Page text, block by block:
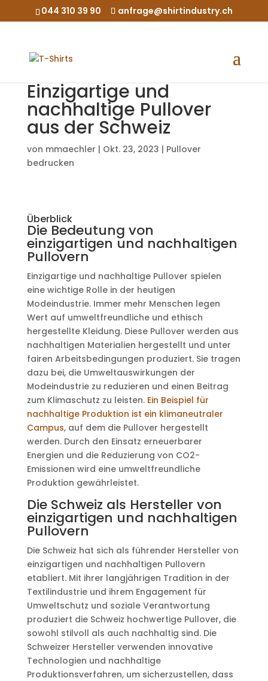
044 310 39 90 anfrage@shirtindustry.ch
Einzigartige und
nachhaltige Pullover
aus der Schweiz
von mmaechler | Okt. 23, 2023 | Pullover
bedrucken
Überblick
Die Bedeutung von
einzigartigen und nachhaltigen
Pullovern
Einzigartige und nachhaltige Pullover spielen
eine wichtige Rolle in der heutigen
Modeindustrie. Immer mehr Menschen legen
Wert auf umweltfreundliche und ethisch
hergestellte Kleidung. Diese Pullover werden aus
nachhaltigen Materialien hergestellt und unter
fairen Arbeitsbedingungen produziert. Sie tragen
dazu bei, die Umweltauswirkungen der
Modeindustrie zu reduzieren und einen Beitrag
zum Klimaschutz zu leisten. Ein Beispiel für
nachhaltige Produktion ist ein klimaneutraler
Campus, auf dem die Pullover hergestellt
werden. Durch den Einsatz erneuerbarer
Energien und die Reduzierung von CO2-
Emissionen wird eine umweltfreundliche
Produktion gewährleistet.
Die Schweiz als Hersteller von
einzigartigen und nachhaltigen
Pullovern
Die Schweiz hat sich als führender Hersteller von
einzigartigen und nachhaltigen Pullovern
etabliert. Mit ihrer langjährigen Tradition in der
Textilindustrie und ihrem Engagement für
Umweltschutz und soziale Verantwortung
produziert die Schweiz hochwertige Pullover, die
sowohl stilvoll als auch nachhaltig sind. Die
Schweizer Hersteller verwenden innovative
Technologien und nachhaltige
Produktionsverfahren, um sicherzustellen, dass